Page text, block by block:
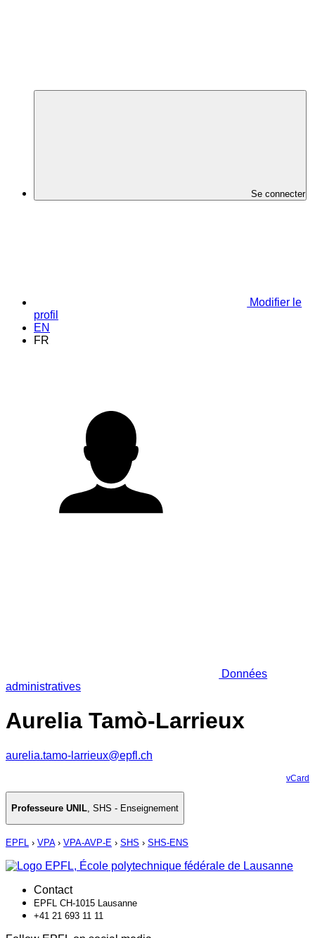
Se connecter
Modifier le
profil
EN
FR
Données
administratives
Aurelia Tamò-Larrieux
aurelia.tamo-larrieux@epfl.ch
vCard
Professeure UNIL, SHS - Enseignement
EPFL › VPA› VPA-AVP-E › SHS › SHS-ENS
Contact
EPFL CH-1015 Lausanne
+41 21 693 11 11